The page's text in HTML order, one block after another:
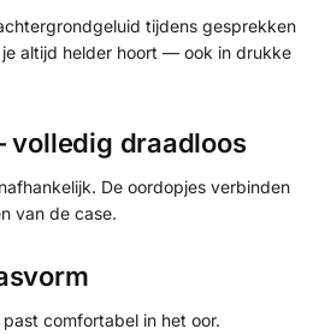
tijdens gesprekken
altijd helder hoort — ook in drukke
volledig draadloos
De oordopjes verbinden
van de case.
comfortabel in het oor.